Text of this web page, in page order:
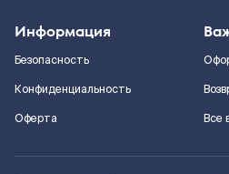
Информация
Безопасность
Конфиденциальность
Оферта
Все